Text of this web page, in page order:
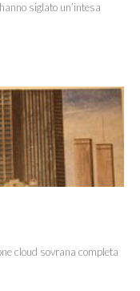
siglato un’intesa
cloud sovrana completa